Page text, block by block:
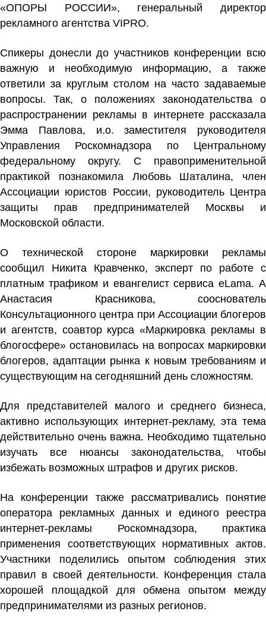
«ОПОРЫ РОССИИ», генеральный директор
рекламного агентства VIPRO.
Спикеры донесли до участников конференции всю
важную и необходимую информацию, а также
ответили за круглым столом на часто задаваемые
вопросы. Так, о положениях законодательства о
распространении рекламы в интернете рассказала
Эмма Павлова, и.о. заместителя руководителя
Управления Роскомнадзора по Центральному
федеральному округу. С правоприменительной
практикой познакомила Любовь Шаталина, член
Ассоциации юристов России, руководитель Центра
защиты прав предпринимателей Москвы и
Московской области.
О технической стороне маркировки рекламы
сообщил Никита Кравченко, эксперт по работе с
платным трафиком и евангелист сервиса eLama. А
Анастасия Красникова, сооснователь
Консультационного центра при Ассоциации блогеров
и агентств, соавтор курса «Маркировка рекламы в
блогосфере» остановилась на вопросах маркировки
блогеров, адаптации рынка к новым требованиям и
существующим на сегодняшний день сложностям.
Для представителей малого и среднего бизнеса,
активно использующих интернет-рекламу, эта тема
действительно очень важна. Необходимо тщательно
изучать все нюансы законодательства, чтобы
избежать возможных штрафов и других рисков.
На конференции также рассматривались понятие
оператора рекламных данных и единого реестра
интернет-рекламы Роскомнадзора, практика
применения соответствующих нормативных актов.
Участники поделились опытом соблюдения этих
правил в своей деятельности. Конференция стала
хорошей площадкой для обмена опытом между
предпринимателями из разных регионов.